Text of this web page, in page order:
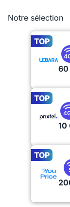
Notre sélection
TOP
60
TOP
10
TOP